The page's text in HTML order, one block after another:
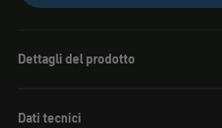
Dettagli del prodotto
Dati tecnici